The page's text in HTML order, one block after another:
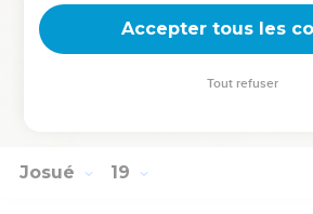
Mitspé, Kephira, Motsa,
Rékem, Jirpeel, Thareala,
Tséla, Eleph, Jébus, c’est-à-dire
Josué 19
Accepter tous les
Tout refuser